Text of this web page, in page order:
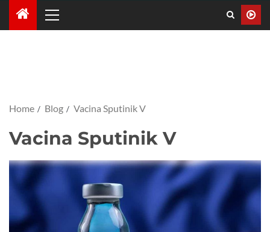
Home Blog Vacina Sputinik V
Vacina Sputinik V